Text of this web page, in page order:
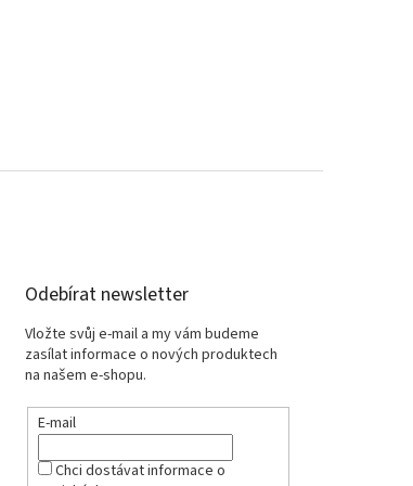
Odebírat newsletter
Vložte svůj e-mail a my vám budeme
zasílat informace o nových produktech
na našem e-shopu.
E-mail
Chci dostávat informace o